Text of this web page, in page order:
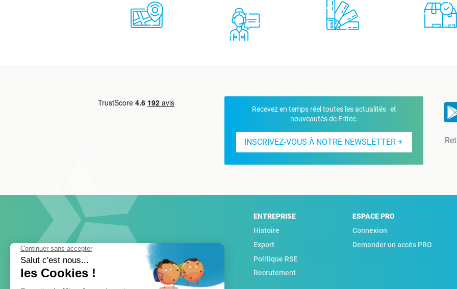
Recevez en temps réel toutes les actualités et
nouveautés de Fritec.
INSCRIVEZ-VOUS À NOTRE NEWSLETTER
ENTREPRISE
Histoire
Export
Politique RSE
Recrutement
ESPACE PRO
Connexion
Demander un accès PRO